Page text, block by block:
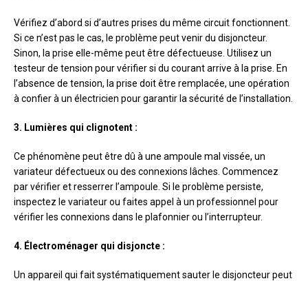
Vérifiez d’abord si d’autres prises du même circuit fonctionnent.
Si ce n’est pas le cas, le problème peut venir du disjoncteur.
Sinon, la prise elle-même peut être défectueuse. Utilisez un
testeur de tension pour vérifier si du courant arrive à la prise. En
l’absence de tension, la prise doit être remplacée, une opération
à confier à un électricien pour garantir la sécurité de l’installation.
3. Lumières qui clignotent :
Ce phénomène peut être dû à une ampoule mal vissée, un
variateur défectueux ou des connexions lâches. Commencez
par vérifier et resserrer l’ampoule. Si le problème persiste,
inspectez le variateur ou faites appel à un professionnel pour
vérifier les connexions dans le plafonnier ou l’interrupteur.
4. Électroménager qui disjoncte :
Un appareil qui fait systématiquement sauter le disjoncteur peut